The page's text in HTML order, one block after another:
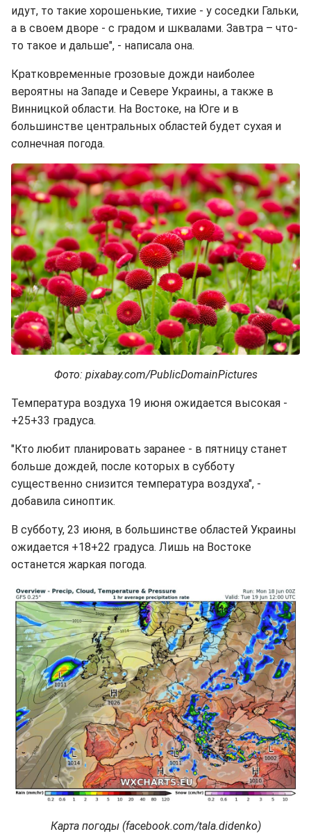
идут, то такие хорошенькие, тихие - у соседки Гальки,
а в своем дворе - с градом и шквалами. Завтра – что-
то такое и дальше", - написала она.
Кратковременные грозовые дожди наиболее
вероятны на Западе и Севере Украины, а также в
Винницкой области. На Востоке, на Юге и в
большинстве центральных областей будет сухая и
солнечная погода.
Фото: pixabay.com/PublicDomainPictures
Температура воздуха 19 июня ожидается высокая -
+25+33 градуса.
"Кто любит планировать заранее - в пятницу станет
больше дождей, после которых в субботу
существенно снизится температура воздуха", -
добавила синоптик.
В субботу, 23 июня, в большинстве областей Украины
ожидается +18+22 градуса. Лишь на Востоке
останется жаркая погода.
Карта погоды (facebook.com/tala.didenko)